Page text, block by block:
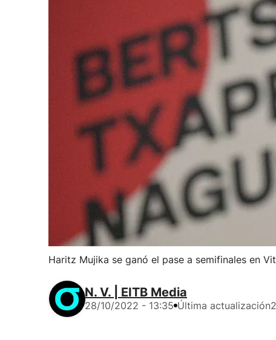
Haritz Mujika se ganó el pase a semifinales en
N. V. | EITB Media
28/10/2022 - 13:35 Última actualización